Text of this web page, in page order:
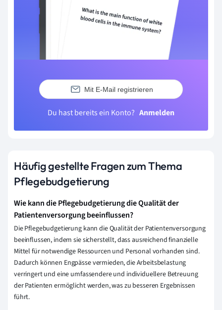
Mit E-Mail registrieren
Du hast bereits ein Konto? Anmelden
Häufig gestellte Fragen zum Thema
Pflegebudgetierung
Wie kann die Pflegebudgetierung die Qualität der
Patientenversorgung beeinflussen?
Die Pflegebudgetierung kann die Qualität der Patientenversorgung
beeinflussen, indem sie sicherstellt, dass ausreichend finanzielle
Mittel für notwendige Ressourcen und Personal vorhanden sind.
Dadurch können Engpässe vermieden, die Arbeitsbelastung
verringert und eine umfassendere und individuellere Betreuung
der Patienten ermöglicht werden, was zu besseren Ergebnissen
führt.